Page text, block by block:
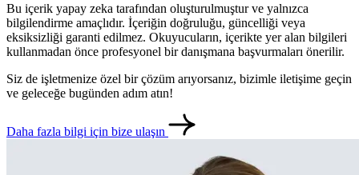
Bu içerik yapay zeka tarafından oluşturulmuştur ve yalnızca
bilgilendirme amaçlıdır. İçeriğin doğruluğu, güncelliği veya
eksiksizliği garanti edilmez. Okuyucuların, içerikte yer alan bilgileri
kullanmadan önce profesyonel bir danışmana başvurmaları önerilir.
Siz de işletmenize özel bir çözüm arıyorsanız, bizimle iletişime geçin
ve geleceğe bugünden adım atın!
Daha fazla bilgi için bize ulaşın